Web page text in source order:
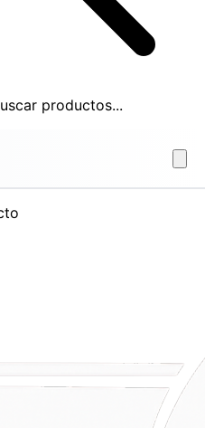
productos...